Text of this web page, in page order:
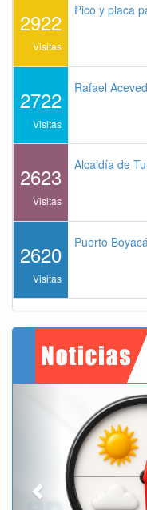
2922
Visitas
Pico y placa
2722
Visitas
Rafael
2623
Visitas
Alcaldía de
2620
Visitas
Puerto